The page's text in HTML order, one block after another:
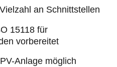
an Schnittstellen
15118 für
vorbereitet
Anlage möglich